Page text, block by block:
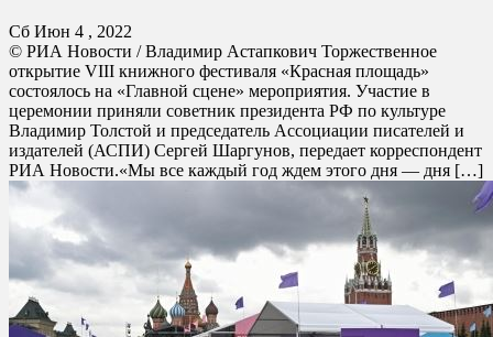
Сб Июн 4 , 2022
© РИА Новости / Владимир Астапкович Торжественное
открытие VIII книжного фестиваля «Красная площадь»
состоялось на «Главной сцене» мероприятия. Участие в
церемонии приняли советник президента РФ по культуре
Владимир Толстой и председатель Ассоциации писателей и
издателей (АСПИ) Сергей Шаргунов, передает корреспондент
РИА Новости.«Мы все каждый год ждем этого дня — дня […]